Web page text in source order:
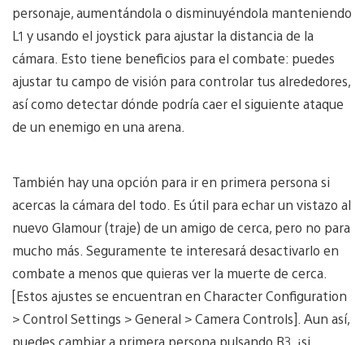
personaje, aumentándola o disminuyéndola manteniendo
L1 y usando el joystick para ajustar la distancia de la
cámara. Esto tiene beneficios para el combate: puedes
ajustar tu campo de visión para controlar tus alrededores,
así como detectar dónde podría caer el siguiente ataque
de un enemigo en una arena.
También hay una opción para ir en primera persona si
acercas la cámara del todo. Es útil para echar un vistazo al
nuevo Glamour (traje) de un amigo de cerca, pero no para
mucho más. Seguramente te interesará desactivarlo en
combate a menos que quieras ver la muerte de cerca.
[Estos ajustes se encuentran en Character Configuration
> Control Settings > General > Camera Controls]. Aun así,
puedes cambiar a primera persona pulsando R3, ¡si